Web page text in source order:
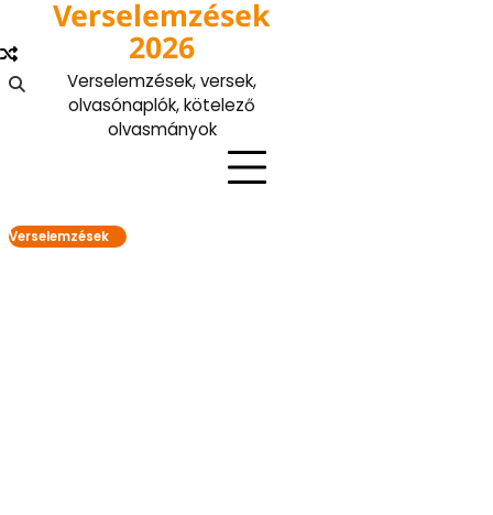
content
Verselemzések
2026
Verselemzések, versek,
olvasónaplók, kötelező
olvasmányok
Verselemzések